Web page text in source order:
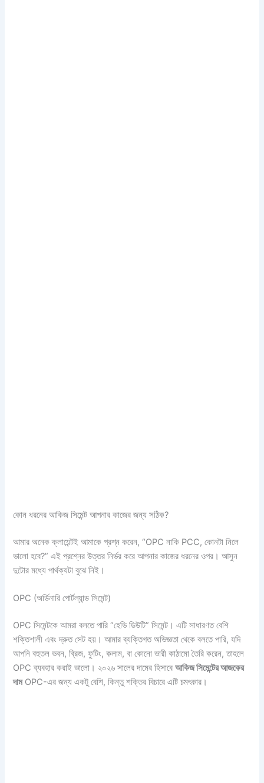
কোন ধরনের আকিজ সিমেন্ট আপনার কাজের জন্য সঠিক?
আমার অনেক ক্লায়েন্টই আমাকে প্রশ্ন করেন, “OPC নাকি PCC, কোনটা নিলে
ভালো হবে?” এই প্রশ্নের উত্তর নির্ভর করে আপনার কাজের ধরনের ওপর। আসুন
দুটোর মধ্যে পার্থক্যটা বুঝে নিই।
OPC (অর্ডিনারি পোর্টল্যান্ড সিমেন্ট)
OPC সিমেন্টকে আমরা বলতে পারি “হেভি ডিউটি” সিমেন্ট। এটি সাধারণত বেশি
শক্তিশালী এবং দ্রুত সেট হয়। আমার ব্যক্তিগত অভিজ্ঞতা থেকে বলতে পারি, যদি
আপনি বহুতল ভবন, ব্রিজ, ফুটিং, কলাম, বা কোনো ভারী কাঠামো তৈরি করেন, তাহলে
OPC ব্যবহার করাই ভালো। ২০২৬ সালের দামের হিসাবেআকিজ সিমেন্টের আজকের
দামOPC-এর জন্য একটু বেশি, কিন্তু শক্তির বিচারে এটি চমৎকার।